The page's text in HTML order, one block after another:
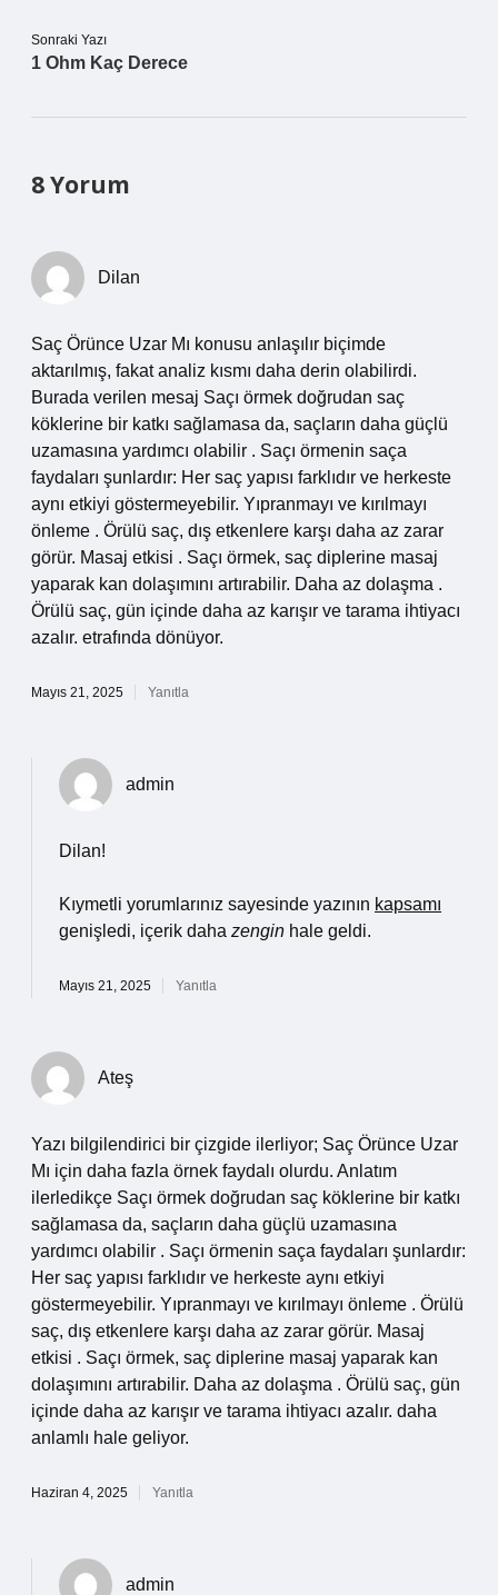
Sonraki Yazı
1 Ohm Kaç Derece
8 Yorum
Dilan
Saç Örünce Uzar Mı konusu anlaşılır biçimde
aktarılmış, fakat analiz kısmı daha derin olabilirdi.
Burada verilen mesaj Saçı örmek doğrudan saç
köklerine bir katkı sağlamasa da, saçların daha güçlü
uzamasına yardımcı olabilir . Saçı örmenin saça
faydaları şunlardır: Her saç yapısı farklıdır ve herkeste
aynı etkiyi göstermeyebilir. Yıpranmayı ve kırılmayı
önleme . Örülü saç, dış etkenlere karşı daha az zarar
görür. Masaj etkisi . Saçı örmek, saç diplerine masaj
yaparak kan dolaşımını artırabilir. Daha az dolaşma .
Örülü saç, gün içinde daha az karışır ve tarama ihtiyacı
azalır. etrafında dönüyor.
Mayıs 21, 2025 Yanıtla
admin
Dilan!
Kıymetli yorumlarınız sayesinde yazının kapsamı
genişledi, içerik daha zengin hale geldi.
Mayıs 21, 2025 Yanıtla
Ateş
Yazı bilgilendirici bir çizgide ilerliyor; Saç Örünce Uzar
Mı için daha fazla örnek faydalı olurdu. Anlatım
ilerledikçe Saçı örmek doğrudan saç köklerine bir katkı
sağlamasa da, saçların daha güçlü uzamasına
yardımcı olabilir . Saçı örmenin saça faydaları şunlardır:
Her saç yapısı farklıdır ve herkeste aynı etkiyi
göstermeyebilir. Yıpranmayı ve kırılmayı önleme . Örülü
saç, dış etkenlere karşı daha az zarar görür. Masaj
etkisi . Saçı örmek, saç diplerine masaj yaparak kan
dolaşımını artırabilir. Daha az dolaşma . Örülü saç, gün
içinde daha az karışır ve tarama ihtiyacı azalır. daha
anlamlı hale geliyor.
Haziran 4, 2025 Yanıtla
admin